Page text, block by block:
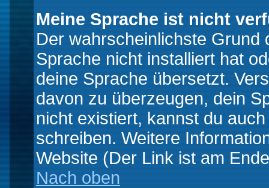
Meine Sprache ist nicht
Der wahrscheinlichste Grund
Sprache nicht installiert hat
deine Sprache übersetzt.
davon zu überzeugen, dein
nicht existiert, kannst du
schreiben. Weitere
Website (Der Link ist am
Nach oben